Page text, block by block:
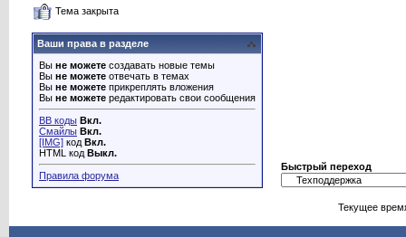
Тема закрыта
Ваши права в разделе
Вы не можете создавать новые темы
Вы не можете отвечать в темах
Вы не можете прикреплять вложения
Вы не можете редактировать свои сообщения
BB коды Вкл.
Смайлы Вкл.
[IMG] код Вкл.
HTML код Выкл.
Правила форума
Быстрый переход
Текущее